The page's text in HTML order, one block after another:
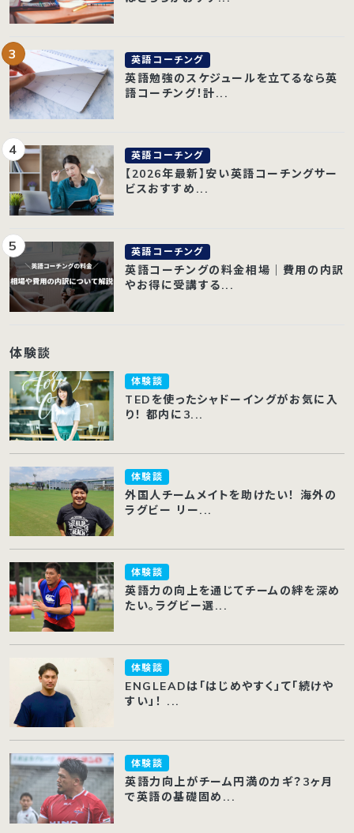
英語コーチング
英語勉強のスケジュールを立てるなら英
語コーチング！計...
英語コーチング
【2026年最新】安い英語コーチングサー
ビスおすすめ...
英語コーチング
英語コーチングの料金相場｜費用の内訳
やお得に受講する...
体験談
体験談
TEDを使ったシャドーイングがお気に入
り！ 都内に3...
体験談
外国人チームメイトを助けたい！ 海外の
ラグビー リー...
体験談
英語力の向上を通じてチームの絆を深め
たい。ラグビー選...
体験談
ENGLEADは「はじめやすく」て「続けや
すい」！ ...
体験談
英語力向上がチーム円満のカギ？3ヶ月
で英語の基礎固め...